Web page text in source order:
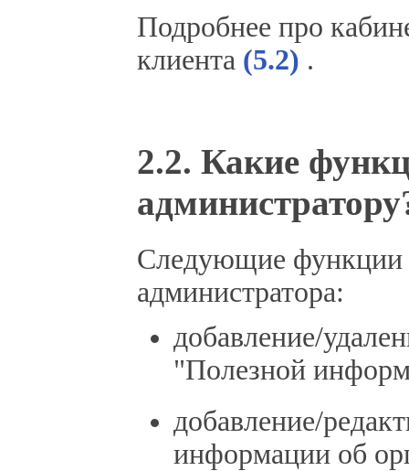
Подробнее про
клиента (5.2) .
2.2. Какие
Следующие функции
администратора:
добавление/
"Полезной
добавление/
информации об